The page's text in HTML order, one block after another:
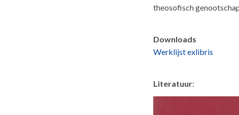
theosofisch
Downloads
Werklijst exlibris
Literatuur: